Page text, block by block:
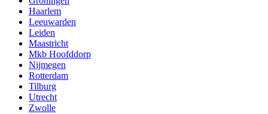
Haarlem
Leeuwarden
Leiden
Maastricht
Mkb Hoofddorp
Nijmegen
Rotterdam
Tilburg
Utrecht
Zwolle